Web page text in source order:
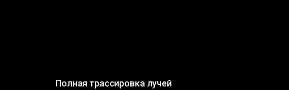
Полная трассировка лучей